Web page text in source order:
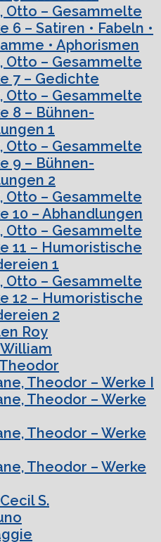
Otto – Gesammelte
6 – Satiren • Fabeln •
• Aphorismen
Otto – Gesammelte
7 – Gedichte
Otto – Gesammelte
8 – Bühnen-
1
Otto – Gesammelte
9 – Bühnen-
2
Otto – Gesammelte
10 – Abhandlungen
Otto – Gesammelte
11 – Humoristische
1
Otto – Gesammelte
12 – Humoristische
2
Roy
Theodor – Werke I
Theodor – Werke
Theodor – Werke
Theodor – Werke
S.